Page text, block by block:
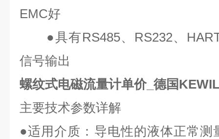
EMC好
●具有RS485、 RS232、
信号输出
螺纹式电磁流量计单价_德国
主要技术参数详解
●适用介质：导电性的液体正常测